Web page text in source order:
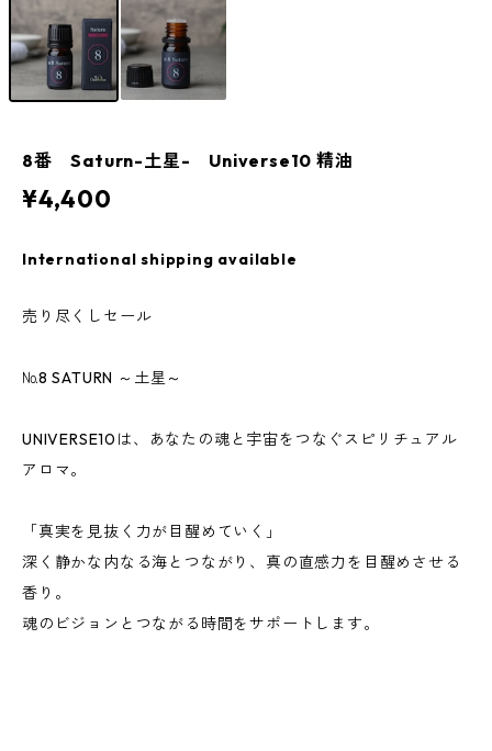
8番 Saturn-土星- Universe10 精油
¥4,400
International shipping available
売り尽くしセール
№8 SATURN ～土星～
UNIVERSE10は、あなたの魂と宇宙をつなぐスピリチュアル
アロマ。
「真実を見抜く力が目醒めていく」
深く静かな内なる海とつながり、真の直感力を目醒めさせる
香り。
魂のビジョンとつながる時間をサポートします。